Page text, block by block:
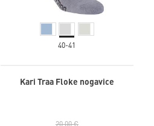
40-41
Kari Traa Floke nogavice
20,00 €